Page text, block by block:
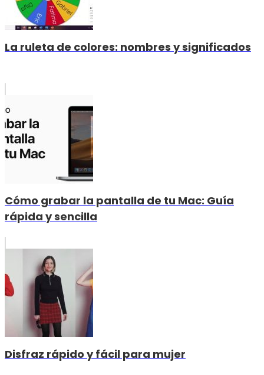
La ruleta de colores: nombres y significados
Cómo grabar la pantalla de tu Mac: Guía
rápida y sencilla
Disfraz rápido y fácil para mujer